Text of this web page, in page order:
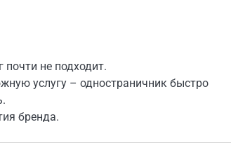
не подходит.
услугу – одностраничник быстро
бренда.